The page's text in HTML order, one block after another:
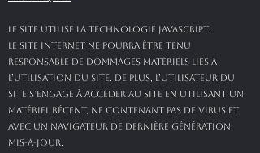
Le site utilise la technologie JavaScript.
Le site Internet ne pourra être tenu
responsable de dommages matériels liés à
l’utilisation du site. De plus, l’utilisateur du
site s’engage à accéder au site en utilisant un
matériel récent, ne contenant pas de virus et
avec un navigateur de dernière génération
mis-à-jour.